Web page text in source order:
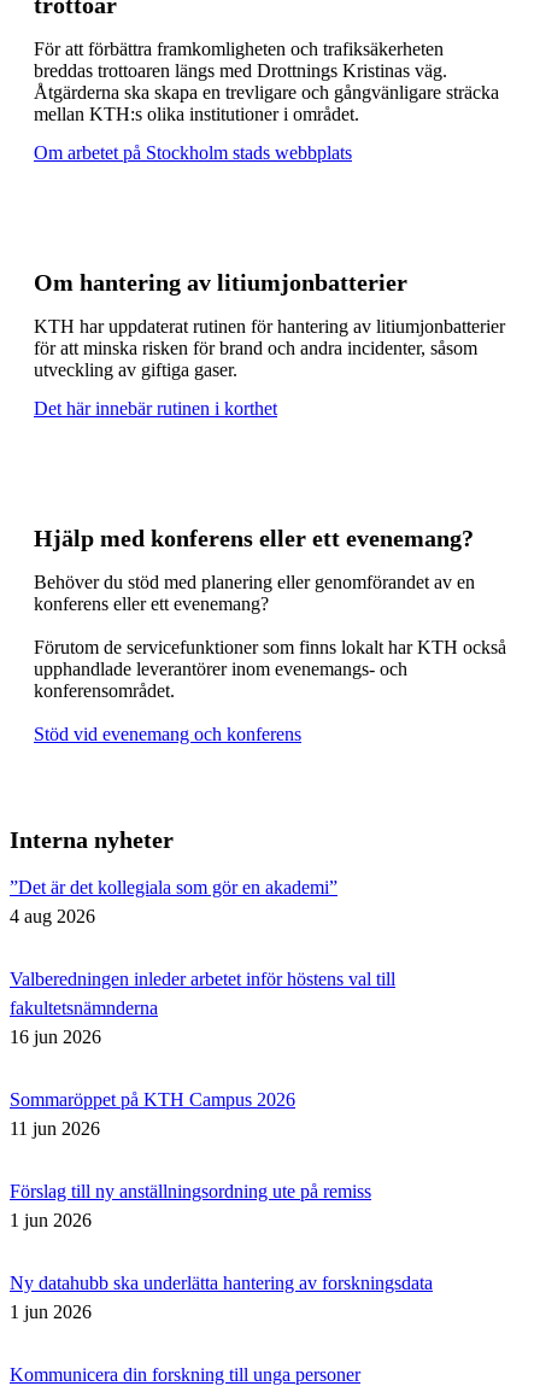
För att förbättra framkomligheten och trafiksäkerheten
breddas trottoaren längs med Drottnings Kristinas väg.
Åtgärderna ska skapa en trevligare och gångvänligare sträcka
mellan KTH:s olika institutioner i området.
Om arbetet på Stockholm stads webbplats
Om hantering av litiumjonbatterier
KTH har uppdaterat rutinen för hantering av litiumjonbatterier
för att minska risken för brand och andra incidenter, såsom
utveckling av giftiga gaser.
Det här innebär rutinen i korthet
Hjälp med konferens eller ett evenemang?
Behöver du stöd med planering eller genomförandet av en
konferens eller ett evenemang?
Förutom de servicefunktioner som finns lokalt har KTH också
upphandlade leverantörer inom evenemangs- och
konferensområdet.
Stöd vid evenemang och konferens
Interna nyheter
”Det är det kollegiala som gör en akademi”
4 aug 2026
Valberedningen inleder arbetet inför höstens val till
fakultetsnämnderna
16 jun 2026
Sommaröppet på KTH Campus 2026
11 jun 2026
Förslag till ny anställningsordning ute på remiss
1 jun 2026
Ny datahubb ska underlätta hantering av forskningsdata
1 jun 2026
Kommunicera din forskning till unga personer